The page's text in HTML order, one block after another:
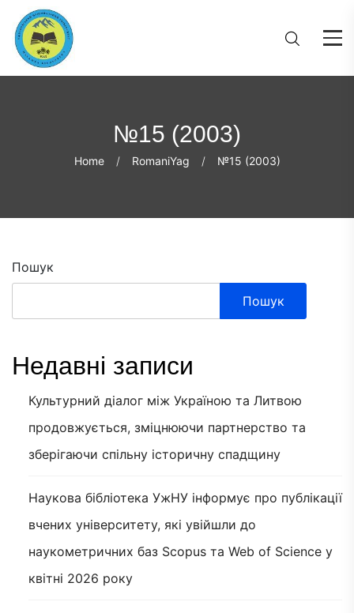
№15 (2003)
Home RomaniYag №15 (2003)
Пошук
Пошук
Недавні записи
Культурний діалог між Україною та Литвою
продовжується, зміцнюючи партнерство та
зберігаючи спільну історичну спадщину
Наукова бібліотека УжНУ інформує про публікації
вчених університету, які увійшли до
наукометричних баз Scopus та Web of Science у
квітні 2026 року